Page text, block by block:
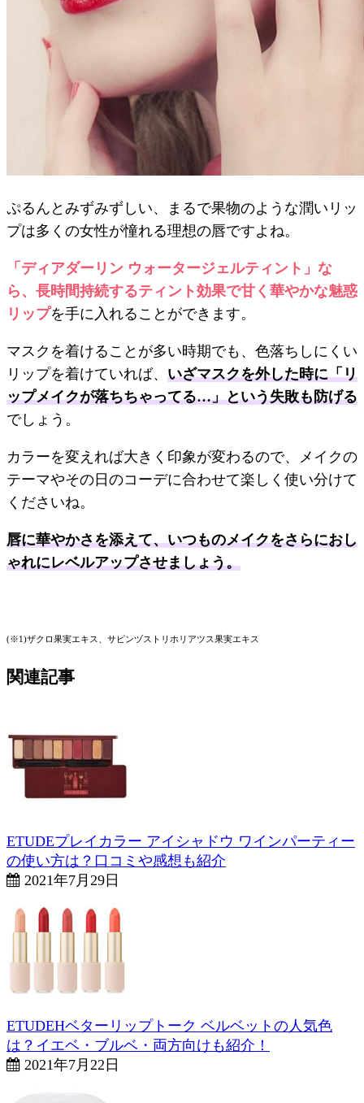
ぷるんとみずみずしい、まるで果物のような潤いリッ
プは多くの女性が憧れる理想の唇ですよね。
「ディアダーリン ウォータージェルティント」な
ら、長時間持続するティント効果で甘く華やかな魅惑
リップを手に入れることができます。
マスクを着けることが多い時期でも、色落ちしにくい
リップを着けていれば、 いざマスクを外した時に「リ
ップメイクが落ちちゃってる…」という失敗も防げる
でしょう。
カラーを変えれば大きく印象が変わるので、メイクの
テーマやその日のコーデに合わせて楽しく使い分けて
くださいね。
唇に華やかさを添えて、いつものメイクをさらにおし
ゃれにレベルアップさせましょう。
(※1)ザクロ果実エキス、サピンヅストリホリアツス果実エキス
関連記事
ETUDEプレイカラー アイシャドウ ワインパーティー
の使い方は？口コミや感想も紹介
2021年7月29日
ETUDEHベターリップトーク ベルベットの人気色
は？イエベ・ブルベ・両方向けも紹介！
2021年7月22日